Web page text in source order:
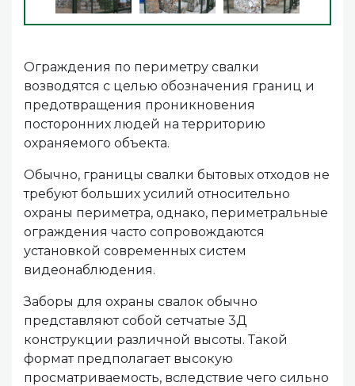
Ограждения по периметру свалки
возводятся с целью обозначения границ и
предотвращения проникновения
посторонних людей на территорию
охраняемого объекта.
Обычно, границы свалки бытовых отходов не
требуют больших усилий относительно
охраны периметра, однако, периметральные
ограждения часто сопровождаются
установкой современных систем
видеонаблюдения.
Заборы для охраны свалок обычно
представляют собой сетчатые 3Д
конструкции различной высоты. Такой
формат предполагает высокую
просматриваемость, вследствие чего сильно